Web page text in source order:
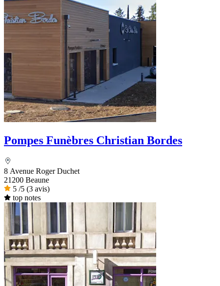
Pompes Funèbres Christian Bordes
8 Avenue Roger Duchet
21200 Beaune
5 /5 (3 avis)
top notes